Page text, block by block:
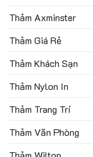
Thảm Axminster
Thảm Giá Rẻ
Thảm Khách Sạn
Thảm Nylon In
Thảm Trang Trí
Thảm Văn Phòng